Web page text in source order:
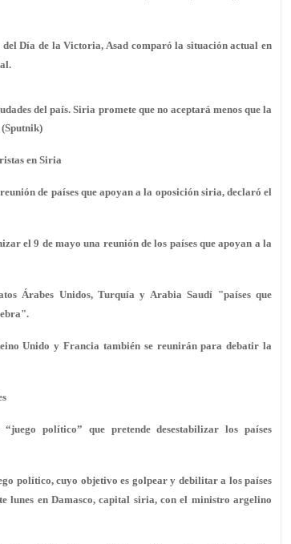
Día de la Victoria, Asad comparó la situación actual en
del país. Siria promete que no aceptará menos que la
en Siria
de países que apoyan a la oposición siria, declaró el
el 9 de mayo una reunión de los países que apoyan a la
Árabes Unidos, Turquía y Arabia Saudí "países que
Unido y Francia también se reunirán para debatir la
político” que pretende desestabilizar los países
político, cuyo objetivo es golpear y debilitar a los países
lunes en Damasco, capital siria, con el ministro argelino